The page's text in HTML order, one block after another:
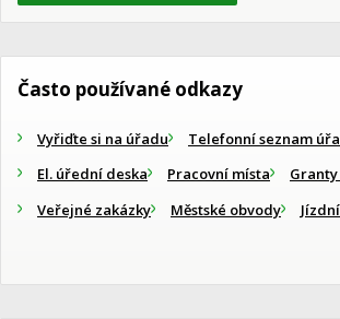
Často používané odkazy
Vyřiďte si na úřadu
Telefonní seznam
El. úřední deska
Pracovní místa
Veřejné zakázky
Městské obvody